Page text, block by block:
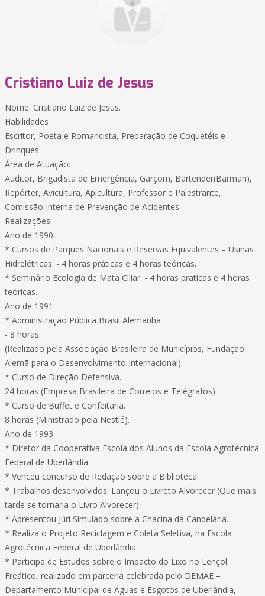
Cristiano Luiz de Jesus
Nome: Cristiano Luiz de Jesus.
Habilidades
Escritor, Poeta e Romancista, Preparação de Coquetéis e
Drinques.
Área de Atuação:
Auditor, Brigadista de Emergência, Garçom, Bartender(Barman),
Repórter, Avicultura, Apicultura, Professor e Palestrante,
Comissão Interna de Prevenção de Acidentes.
Realizações:
Ano de 1990.
* Cursos de Parques Nacionais e Reservas Equivalentes – Usinas
Hidrelétricas. - 4 horas práticas e 4 horas teóricas.
* Seminário Ecologia de Mata Ciliar. - 4 horas praticas e 4 horas
teóricas.
Ano de 1991
* Administração Pública Brasil Alemanha
- 8 horas.
(Realizado pela Associação Brasileira de Municípios, Fundação
Alemã para o Desenvolvimento Internacional)
* Curso de Direção Defensiva.
24 horas (Empresa Brasileira de Correios e Telégrafos).
* Curso de Buffet e Confeitaria.
8 horas (Ministrado pela Nestlé).
Ano de 1993
* Diretor da Cooperativa Escola dos Alunos da Escola Agrotécnica
Federal de Uberlândia.
* Venceu concurso de Redação sobre a Biblioteca.
* Trabalhos desenvolvidos: Lançou o Livreto Alvorecer (Que mais
tarde se tornaria o Livro Alvorecer).
* Apresentou Júri Simulado sobre a Chacina da Candelária.
* Realiza o Projeto Reciclagem e Coleta Seletiva, na Escola
Agrotécnica Federal de Uberlândia.
* Participa de Estudos sobre o Impacto do Lixo no Lençol
Freático, realizado em parceria celebrada pelo DEMAE –
Departamento Municipal de Águas e Esgotos de Uberlândia,